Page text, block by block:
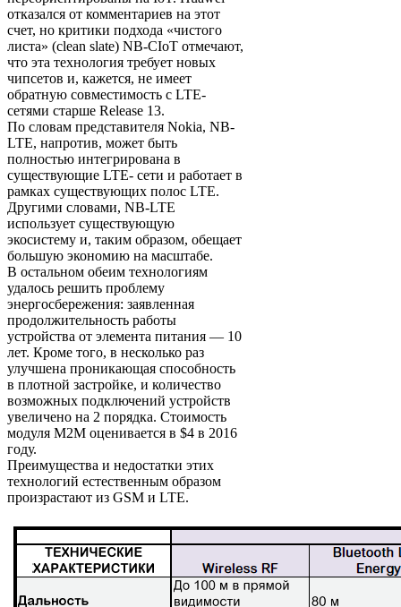
отказался от комментариев на этот
счет, но критики подхода «чистого
листа» (clean slate) NB-CIoT отмечают,
что эта технология требует новых
чипсетов и, кажется, не имеет
обратную совместимость с LTE-
сетями старше Release 13.
По словам представителя Nokia, NB-
LTE, напротив, может быть
полностью интегрирована в
существующие LTE- сети и работает в
рамках существующих полос LTE.
Другими словами, NB-LTE
использует существующую
экосистему и, таким образом, обещает
большую экономию на масштабе.
В остальном обеим технологиям
удалось решить проблему
энергосбережения: заявленная
продолжительность работы
устройства от элемента питания — 10
лет. Кроме того, в несколько раз
улучшена проникающая способность
в плотной застройке, и количество
возможных подключений устройств
увеличено на 2 порядка. Стоимость
модуля М2М оценивается в $4 в 2016
году.
Преимущества и недостатки этих
технологий естественным образом
произрастают из GSM и LTE.